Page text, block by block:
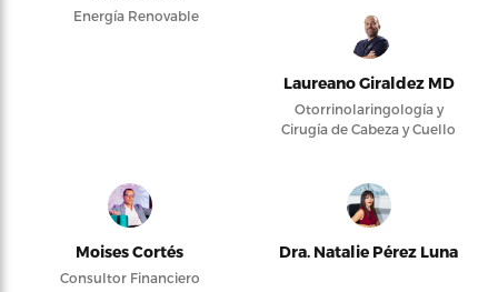
Energía Renovable
Laureano Giraldez MD
Otorrinolaringología y
Cirugía de Cabeza y Cuello
Moises Cortés
Consultor Financiero
Dra. Natalie Pérez Luna